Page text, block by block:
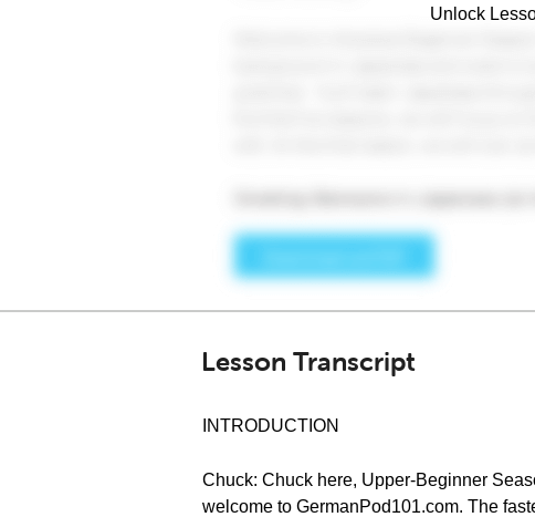
Unlock
Lesson Transcript
INTRODUCTION
Chuck: Chuck here, Upper-Beginner
welcome to GermanPod101.com. The